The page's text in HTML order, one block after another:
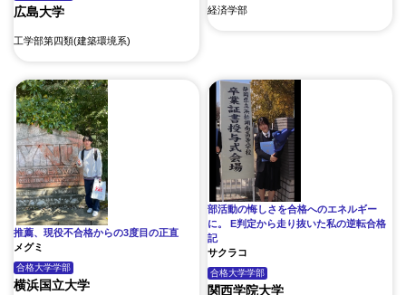
広島大学
工学部第四類(建築環境系)
経済学部
推薦、現役不合格からの3度目の正直
メグミ
合格大学学部
横浜国立大学
部活動の悔しさを合格へのエネルギー
に。 E判定から走り抜いた私の逆転合格
記
サクラコ
合格大学学部
関西学院大学